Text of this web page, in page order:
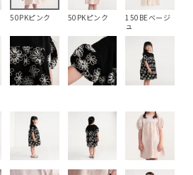
50PKピンク 50PKピンク
150BEベージ
ュ